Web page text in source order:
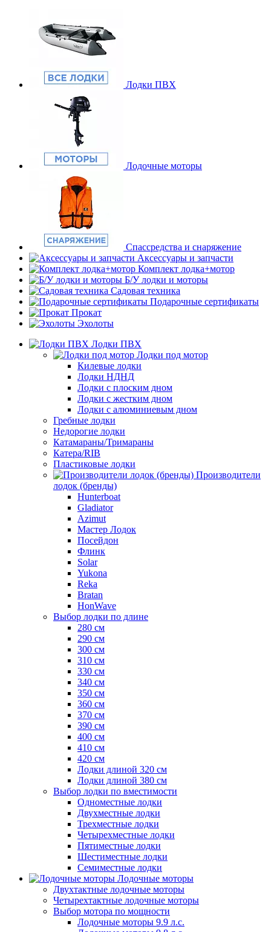
Лодки ПВХ
Лодочные моторы
Спассредства и снаряжение
Аксессуары и запчасти
Комплект лодка+мотор
Б/У лодки и моторы
Садовая техника
Подарочные сертификаты
Прокат
Эхолоты
Лодки ПВХ
Лодки под мотор
Килевые лодки
Лодки НДНД
Лодки с плоским дном
Лодки с жестким дном
Лодки с алюминиевым дном
Гребные лодки
Недорогие лодки
Катамараны/Тримараны
Катера/RIB
Пластиковые лодки
Производители
лодок (бренды)
Hunterboat
Gladiator
Azimut
Мастер Лодок
Посейдон
Флинк
Solar
Yukona
Reka
Bratan
HonWave
Выбор лодки по длине
280 см
290 см
300 см
310 см
330 см
340 см
350 см
360 см
370 см
390 см
400 см
410 см
420 см
Лодки длиной 320 см
Лодки длиной 380 см
Выбор лодки по вместимости
Одноместные лодки
Двухместные лодки
Трехместные лодки
Четырехместные лодки
Пятиместные лодки
Шестиместные лодки
Семиместные лодки
Лодочные моторы
Двухтактные лодочные моторы
Четырехтактные лодочные моторы
Выбор мотора по мощности
Лодочные моторы 9.9 л.с.